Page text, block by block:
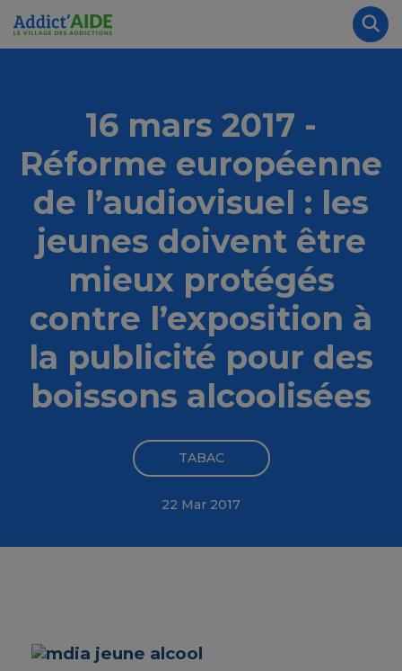
Aller au contenu principal
16 mars 2017 -
Réforme européenne
de l’audiovisuel : les
jeunes doivent être
mieux protégés
contre l’exposition à
la publicité pour des
boissons alcoolisées
TABAC
22 Mar 2017
Panneau de gestion des cookies